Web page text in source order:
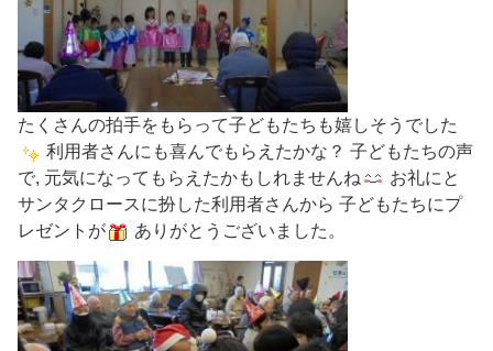
たくさんの拍手をもらって子どもたちも嬉しそうでした
利用者さんにも喜んでもらえたかな？ 子どもたちの声
で, 元気になってもらえたかもしれませんね
お礼にと
サンタクロースに扮した利用者さんから 子どもたちにプ
レゼントが
ありがとうございました。